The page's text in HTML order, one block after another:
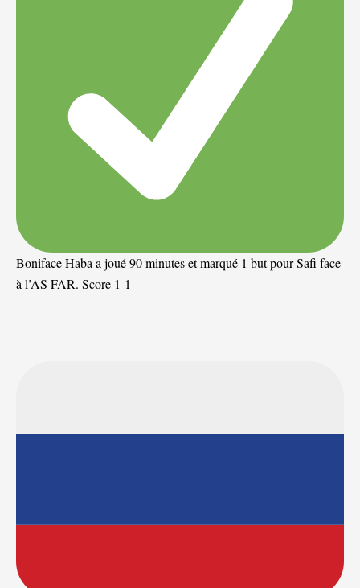
Boniface Haba a joué 90 minutes et marqué 1 but pour Safi face
à l’AS FAR. Score 1-1